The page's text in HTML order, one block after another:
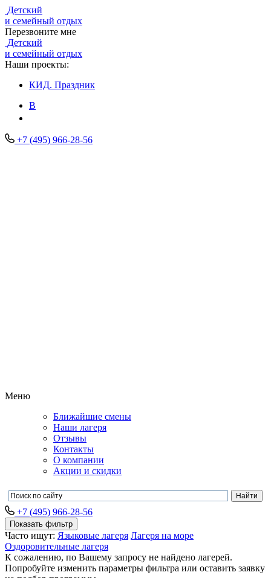
Детский
и семейный отдых
Перезвоните мне
Детский
и семейный отдых
Наши проекты:
КИД. Праздник
В
+7 (495) 966-28-56
Меню
Ближайшие смены
Наши лагеря
Отзывы
Контакты
О компании
Акции и скидки
+7 (495) 966-28-56
Показать фильтр
Часто ищут: Языковые лагеря Лагеря на море
Оздоровительные лагеря
К сожалению, по Вашему запросу не найдено лагерей.
Попробуйте изменить параметры фильтра или оставить заявку